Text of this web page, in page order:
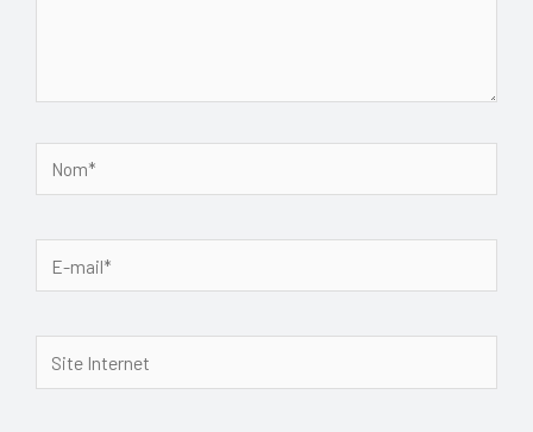
mail*
Internet